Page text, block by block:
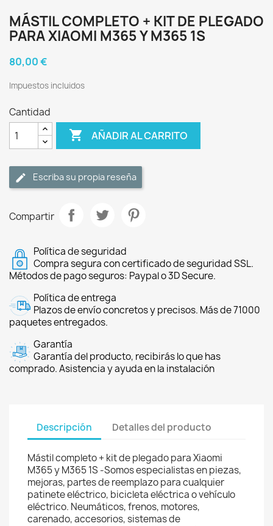
MÁSTIL COMPLETO + KIT DE PLEGADO
PARA XIAOMI M365 Y M365 1S
80,00 €
Impuestos incluidos
Cantidad
 AÑADIR AL CARRITO
Escriba su propia reseña
Compartir
Política de seguridad
Compra segura con certificado de seguridad SSL.
Métodos de pago seguros: Paypal o 3D Secure.
Política de entrega
Plazos de envío concretos y precisos. Más de 71000
paquetes entregados.
Garantía
Garantía del producto, recibirás lo que has
comprado. Asistencia y ayuda en la instalación
Descripción Detalles del producto
Mástil completo + kit de plegado para Xiaomi
M365 y M365 1S -Somos especialistas en piezas,
mejoras, partes de reemplazo para cualquier
patinete eléctrico, bicicleta eléctrica o vehículo
eléctrico. Neumáticos, frenos, motores,
carenado, accesorios, sistemas de